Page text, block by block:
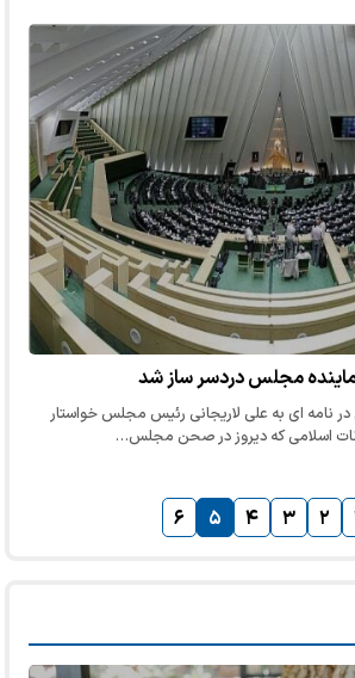
مجلس دردسر ساز شد
نامه ای به علی لاریجانی رئیس مجلس خواستار
اسلامی که دیروز در صحن مجلس…
۲ ۳ ۴ ۵ ۶